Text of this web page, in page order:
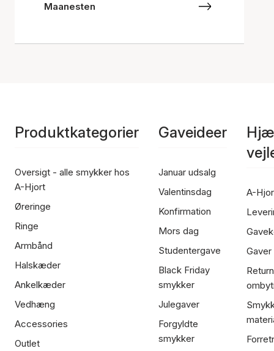
Maanesten
Produktkategorier
Oversigt - alle smykker hos
A-Hjort
Øreringe
Ringe
Armbånd
Halskæder
Ankelkæder
Vedhæng
Accessories
Outlet
Gaveideer
Januar udsalg
Valentinsdag
Konfirmation
Mors dag
Studentergave
Black Friday
smykker
Julegaver
Forgyldte
smykker
A-